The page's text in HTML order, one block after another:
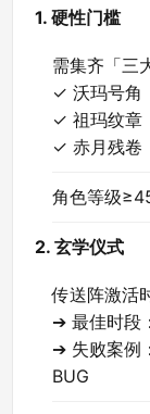
1. 硬性门槛
需集齐「三
✓ 沃玛号角
✓ 祖玛纹章
✓ 赤月残卷
角色等级
2. 玄学仪式
传送阵激活
➔ 最佳时段
➔ 失败案例
BUG